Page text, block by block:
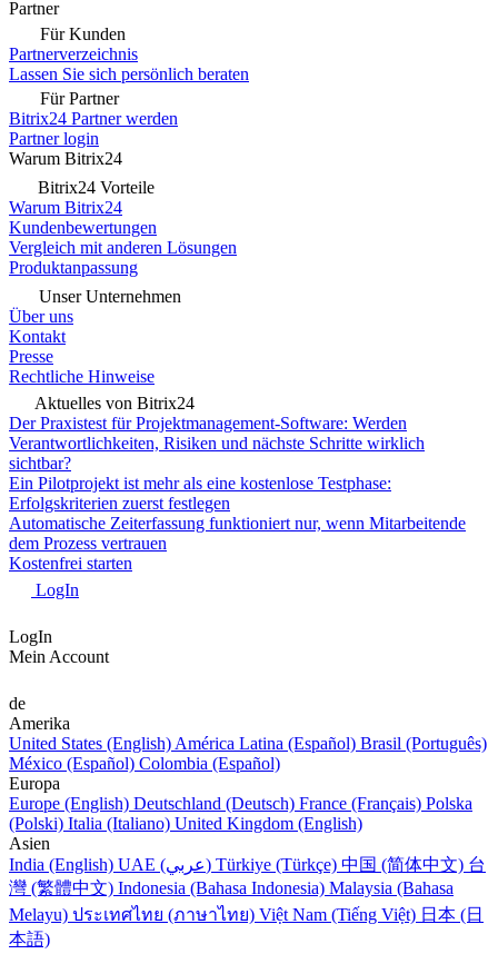
Partner
Für Kunden
Partnerverzeichnis
Lassen Sie sich persönlich beraten
Für Partner
Bitrix24 Partner werden
Partner login
Warum Bitrix24
Bitrix24 Vorteile
Warum Bitrix24
Kundenbewertungen
Vergleich mit anderen Lösungen
Produktanpassung
Unser Unternehmen
Über uns
Kontakt
Presse
Rechtliche Hinweise
Aktuelles von Bitrix24
Der Praxistest für Projektmanagement-Software: Werden
Verantwortlichkeiten, Risiken und nächste Schritte wirklich
sichtbar?
Ein Pilotprojekt ist mehr als eine kostenlose Testphase:
Erfolgskriterien zuerst festlegen
Automatische Zeiterfassung funktioniert nur, wenn Mitarbeitende
dem Prozess vertrauen
Kostenfrei starten
LogIn
LogIn
Mein Account
de
Amerika
United States (English) América Latina (Español) Brasil (Português)
México (Español) Colombia (Español)
Europa
Europe (English) Deutschland (Deutsch) France (Français) Polska
(Polski) Italia (Italiano) United Kingdom (English)
Asien
India (English)
UAE (عربي) Türkiye (Türkçe) 中国 (简体中文) 台
灣 (繁體中文) Indonesia (Bahasa Indonesia) Malaysia (Bahasa
Melayu) ประเทศไทย (ภาษาไทย) Việt Nam (Tiếng Việt) 日本 (日
本語)